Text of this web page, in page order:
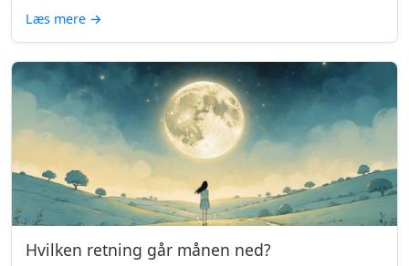
Læs mere →
Hvilken retning går månen ned?